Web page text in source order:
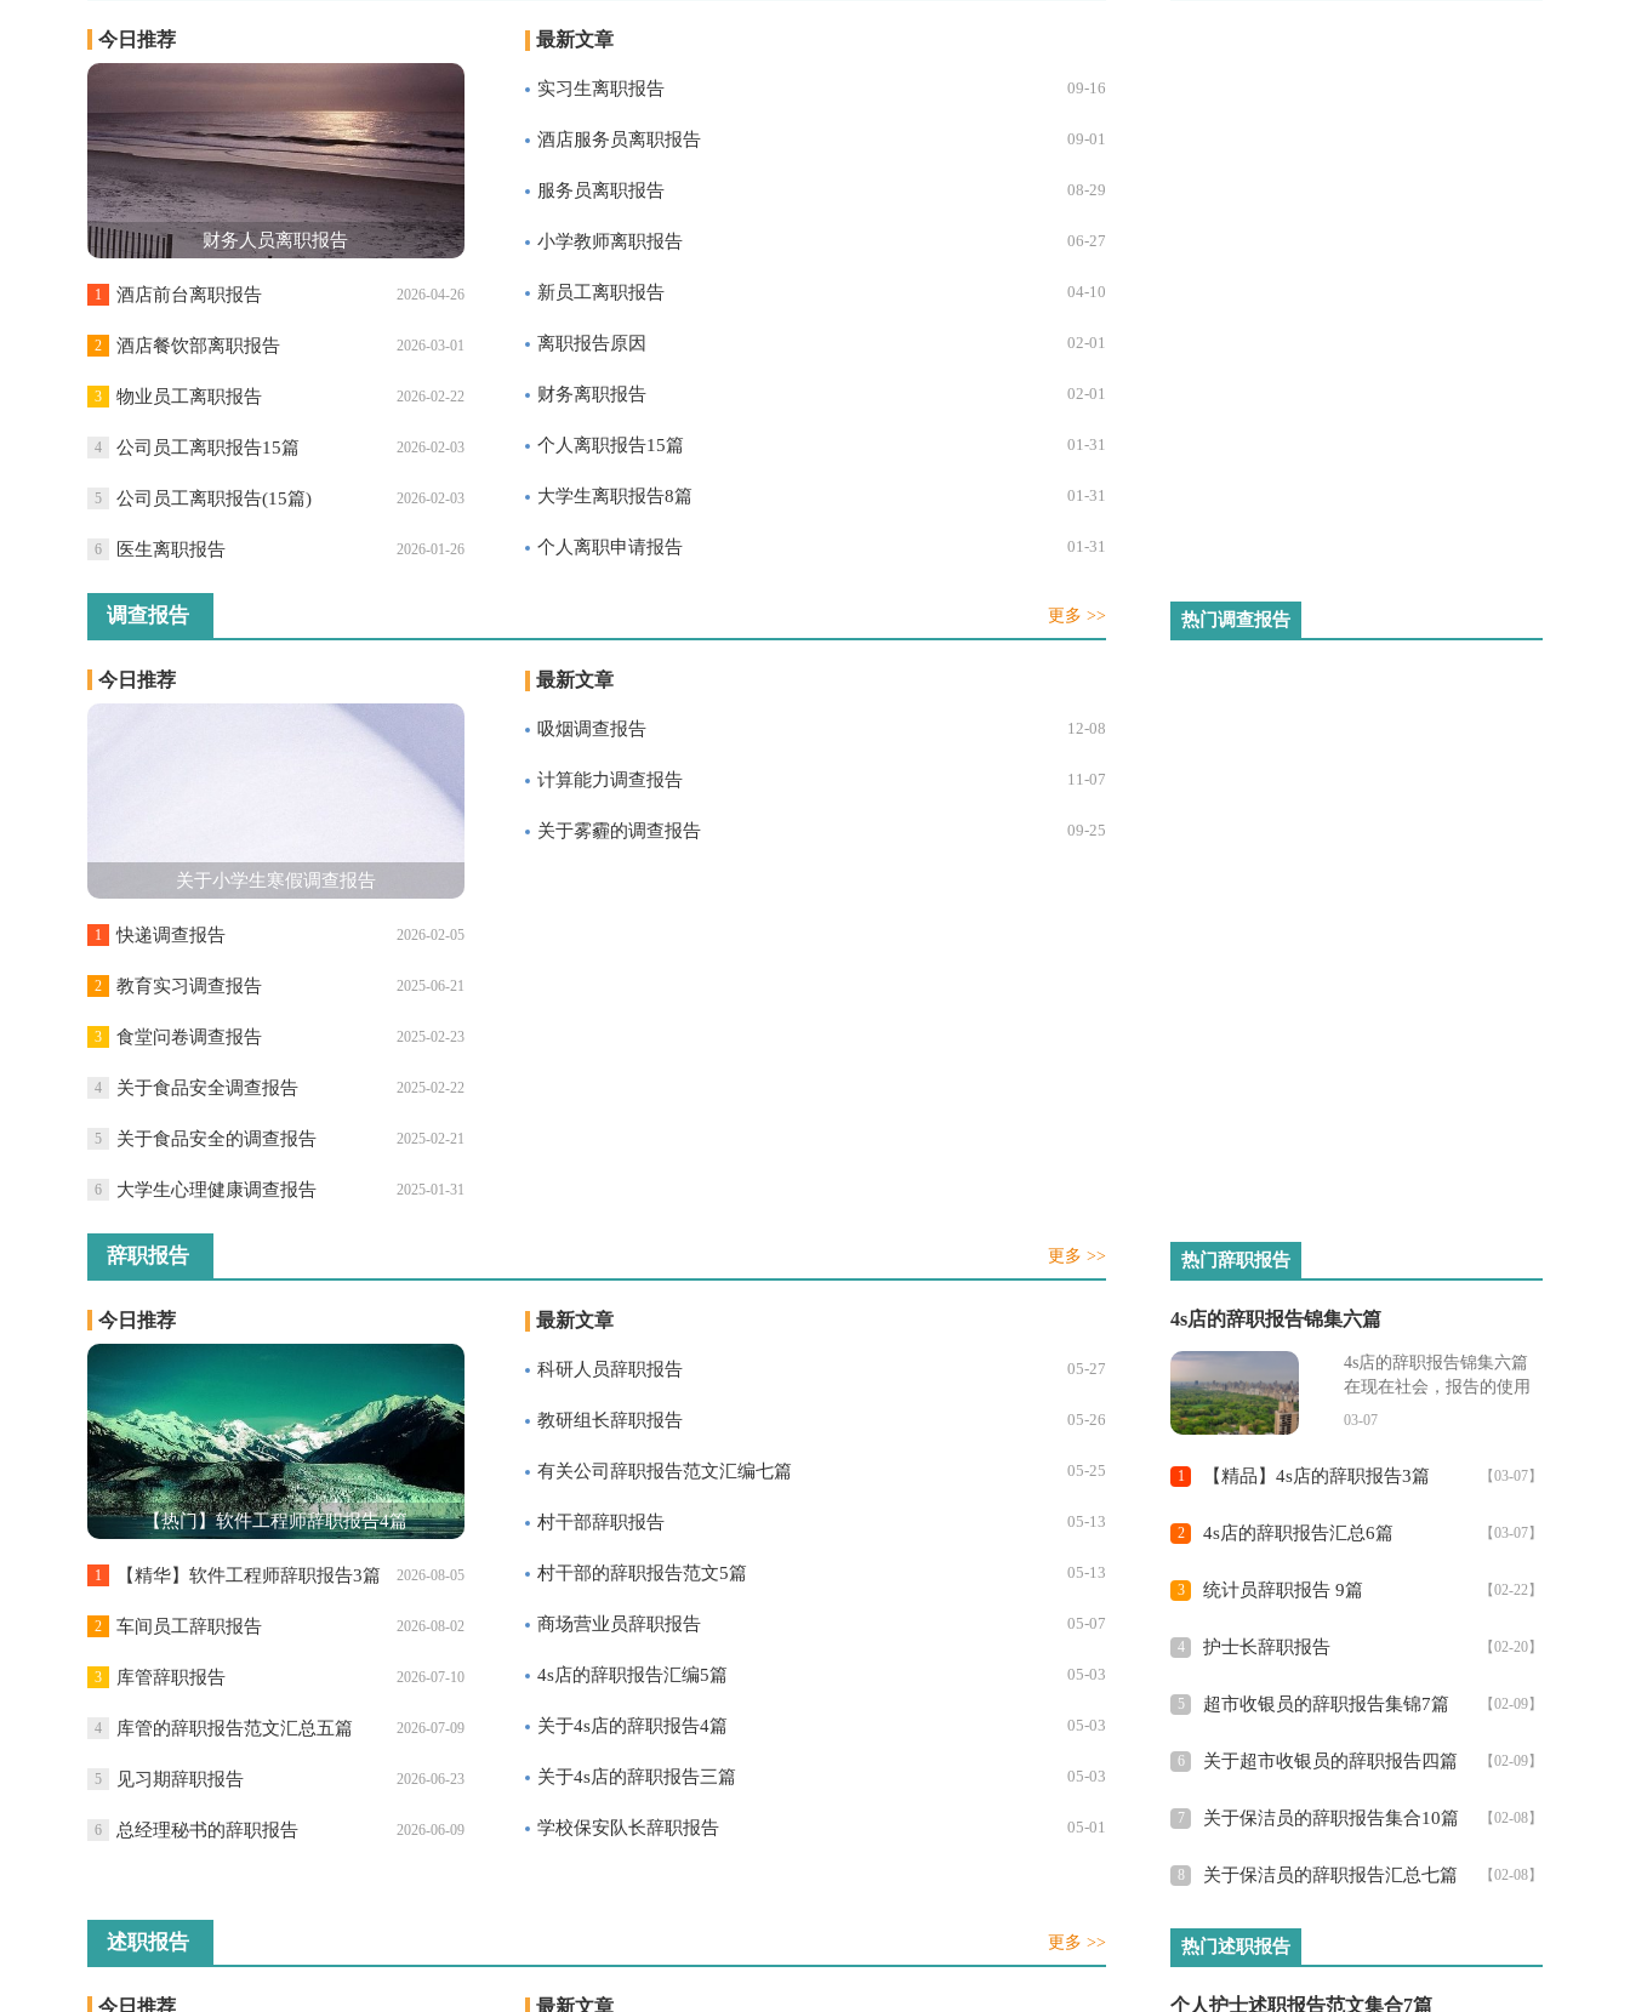
今日推荐
财务人员离职报告
1 2026-04-26
酒店前台离职报告
2 2026-03-01
酒店餐饮部离职报告
3 2026-02-22
物业员工离职报告
4 2026-02-03
公司员工离职报告15篇
5 2026-02-03
公司员工离职报告(15篇)
6 2026-01-26
医生离职报告
最新文章
09-16
实习生离职报告
09-01
酒店服务员离职报告
08-29
服务员离职报告
06-27
小学教师离职报告
04-10
新员工离职报告
02-01
离职报告原因
02-01
财务离职报告
01-31
个人离职报告15篇
01-31
大学生离职报告8篇
01-31
个人离职申请报告
调查报告 更多 >>
今日推荐
关于小学生寒假调查报告
1 2026-02-05
快递调查报告
2 2025-06-21
教育实习调查报告
3 2025-02-23
食堂问卷调查报告
4 2025-02-22
关于食品安全调查报告
5 2025-02-21
关于食品安全的调查报告
6 2025-01-31
大学生心理健康调查报告
最新文章
12-08
吸烟调查报告
11-07
计算能力调查报告
09-25
关于雾霾的调查报告
热门调查报告
辞职报告 更多 >>
今日推荐
【热门】软件工程师辞职报告4篇
1 2026-08-05
【精华】软件工程师辞职报告3篇
2 2026-08-02
车间员工辞职报告
3 2026-07-10
库管辞职报告
4 2026-07-09
库管的辞职报告范文汇总五篇
5 2026-06-23
见习期辞职报告
6 2026-06-09
总经理秘书的辞职报告
最新文章
05-27
科研人员辞职报告
05-26
教研组长辞职报告
05-25
有关公司辞职报告范文汇编七篇
05-13
村干部辞职报告
05-13
村干部的辞职报告范文5篇
05-07
商场营业员辞职报告
05-03
4s店的辞职报告汇编5篇
05-03
关于4s店的辞职报告4篇
05-03
关于4s店的辞职报告三篇
05-01
学校保安队长辞职报告
04-23
热门辞职报告
4s店的辞职报告锦集六篇
4s店的辞职报告锦集六篇
在现在社会，报告的使用
成为日常生活的常态，通
告应该怎么写才合适呢？
03-07
1 【03-07】
【精品】4s店的辞职报告3篇
2 【03-07】
4s店的辞职报告汇总6篇
3 【02-22】
统计员辞职报告 9篇
4 【02-20】
护士长辞职报告
5 【02-09】
超市收银员的辞职报告集锦7篇
6 【02-09】
关于超市收银员的辞职报告四篇
7 【02-08】
关于保洁员的辞职报告集合10篇
8 【02-08】
关于保洁员的辞职报告汇总七篇
述职报告 更多 >>
今日推荐 最新文章
热门述职报告
个人护士述职报告范文集合7篇